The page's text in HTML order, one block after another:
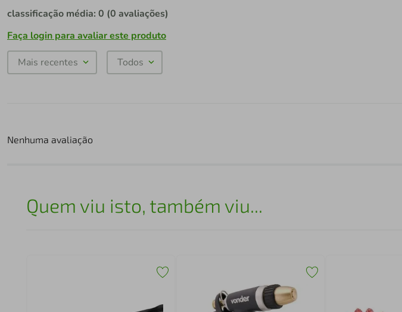
classificação média: 0 (0 avaliações)
Faça login para avaliar este produto
Mais recentes Todos
Nenhuma avaliação
Quem viu isto, também viu...